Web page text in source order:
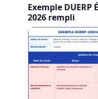
source, puis les
contenu est structuré
prévention et répondre
sur l’évaluation et la
risques peuvent être
(poulets de chair,
versioning permet de
mises à jour lors de
Exemple DUERP
2026 rempli